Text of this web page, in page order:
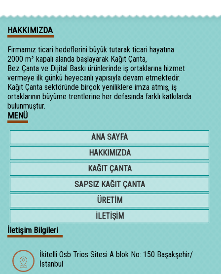
HAKKIMIZDA
Firmamız ticari hedeflerini büyük tutarak ticari hayatına
2000 m² kapalı alanda başlayarak Kağıt Çanta,
Bez Çanta ve Dijital Baskı ürünlerinde iş ortaklarına hizmet
vermeye ilk günkü heyecanlı yapısıyla devam etmektedir.
Kağıt Çanta sektöründe birçok yeniliklere imza atmış, iş
ortaklarının büyüme trentlerine her defasında farklı katkılarda
bulunmuştur.
MENÜ
ANA SAYFA
HAKKIMIZDA
KAĞIT ÇANTA
SAPSIZ KAĞIT ÇANTA
ÜRETİM
İLETİŞİM
İletişim Bilgileri
İkitelli Osb Trios Sitesi A blok No: 150 Başakşehir/
İstanbul